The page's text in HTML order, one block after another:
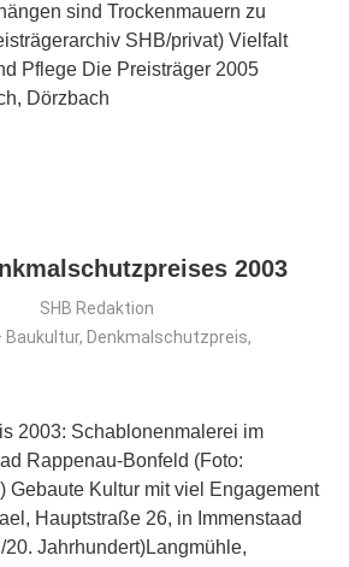
sind Trockenmauern zu
SHB/privat) Vielfalt
Pflege Die Preisträger 2005
Dörzbach
2003
SHB Redaktion
Baukultur, Denkmalschutzpreis,
2003: Schablonenmalerei im
Rappenau-Bonfeld (Foto:
Gebaute Kultur mit viel Engagement
Hauptstraße 26, in Immenstaad
Jahrhundert)Langmühle,